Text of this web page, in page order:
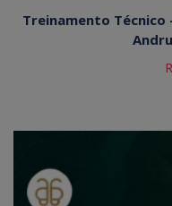
Treinamento Técnico